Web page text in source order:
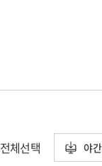
전체선택 야